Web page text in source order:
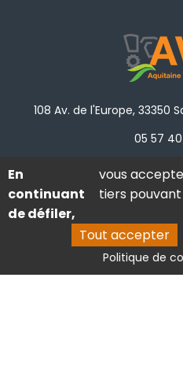
108 Av. de l'Europe,
05 57
Samedi
En
continuant
de défiler,
vous
tiers
Tout accepter
Politique de